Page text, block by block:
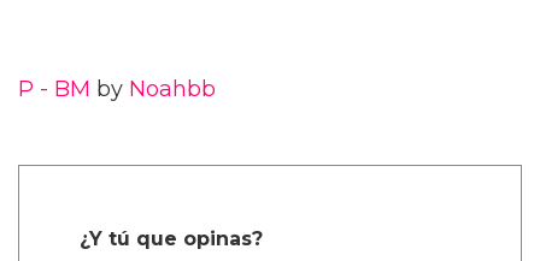
P - BM by Noahbb
¿Y tú que opinas?